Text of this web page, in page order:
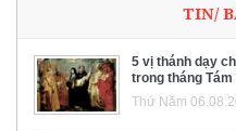
TIN/
5 vị thánh dạy
trong tháng Tám
Thứ Năm